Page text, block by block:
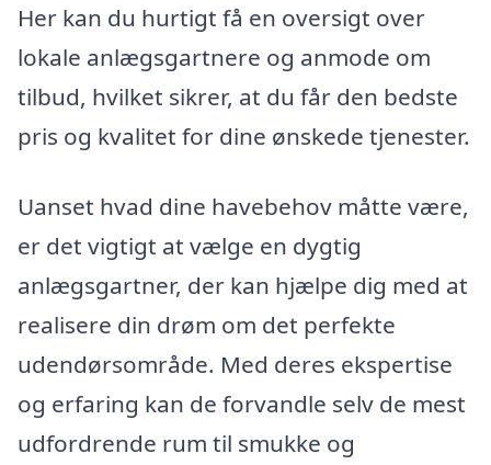
Her kan du hurtigt få en oversigt over
lokale anlægsgartnere og anmode om
tilbud, hvilket sikrer, at du får den bedste
pris og kvalitet for dine ønskede tjenester.
Uanset hvad dine havebehov måtte være,
er det vigtigt at vælge en dygtig
anlægsgartner, der kan hjælpe dig med at
realisere din drøm om det perfekte
udendørsområde. Med deres ekspertise
og erfaring kan de forvandle selv de mest
udfordrende rum til smukke og